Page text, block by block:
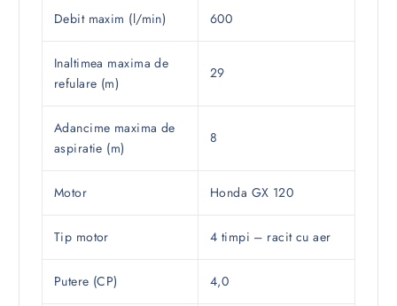
Debit maxim (l/min) 600
Inaltimea maxima de
refulare (m)
29
Adancime maxima de
aspiratie (m)
8
Motor Honda GX 120
Tip motor 4 timpi – racit cu aer
Putere (CP) 4,0